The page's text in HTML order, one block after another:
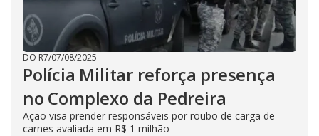
DO R7/07/08/2025
Polícia Militar reforça presença
no Complexo da Pedreira
Ação visa prender responsáveis por roubo de carga de
carnes avaliada em R$ 1 milhão